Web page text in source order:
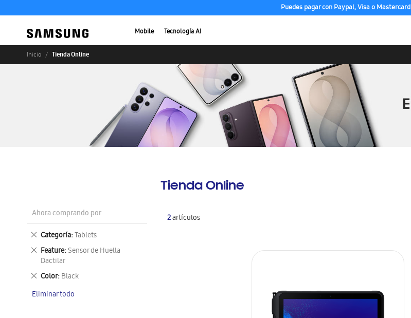
Puedes pagar con Paypal, Visa o Mastercard
Mobile Tecnología AI
Inicio Tienda Online
Tienda Online
2artículos
Ahora comprando por
Categoría Tablets
Eliminar
este
artículo
Feature Sensor de Huella
Dactilar
Eliminar
este
artículo
Color Black
Eliminar
artículo
Eliminar todo